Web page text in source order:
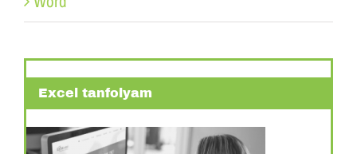
Excel tanfolyam